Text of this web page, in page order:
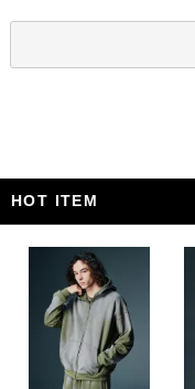
HOT ITEM